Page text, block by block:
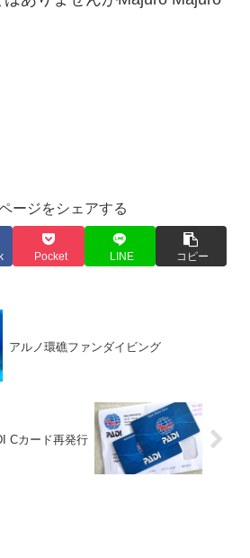
ージをシェアする
Pocket LINE コピー
アルノ環礁ファンダイビング
Cカード再発行